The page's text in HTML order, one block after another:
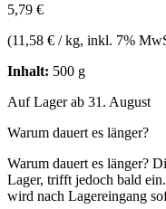
5,79 €
(11,58 € / kg, inkl. 7%
Inhalt: 500 g
Auf Lager ab 31. August
Warum dauert es länger?
Warum dauert es länger?
Lager, trifft jedoch bald
wird nach Lagereingang